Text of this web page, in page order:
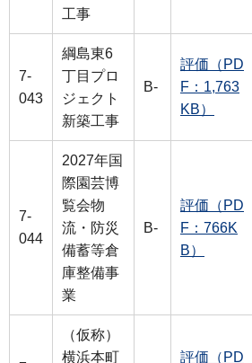
工事
7-
043
綱島東6
丁目プロ
ジェクト
新築工事
B-
評価（PD
F：1,763
KB）
7-
044
2027年国
際園芸博
覧会物
流・防災
備蓄等倉
庫整備事
業
B-
評価（PD
F：766K
B）
（仮称）
横浜本町
評価（PD